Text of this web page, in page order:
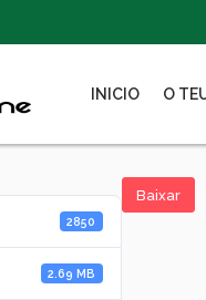
INICIO O
Baixar
2850
2.69 MB